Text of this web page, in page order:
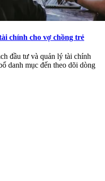
chính cho vợ chồng trẻ
đầu tư và quản lý tài chính
danh mục đến theo dõi dòng